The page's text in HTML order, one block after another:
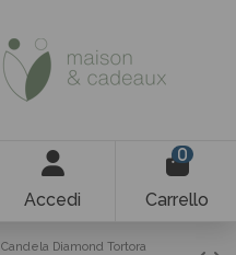
Accedi
0
Carrello
Candela Diamond Tortora